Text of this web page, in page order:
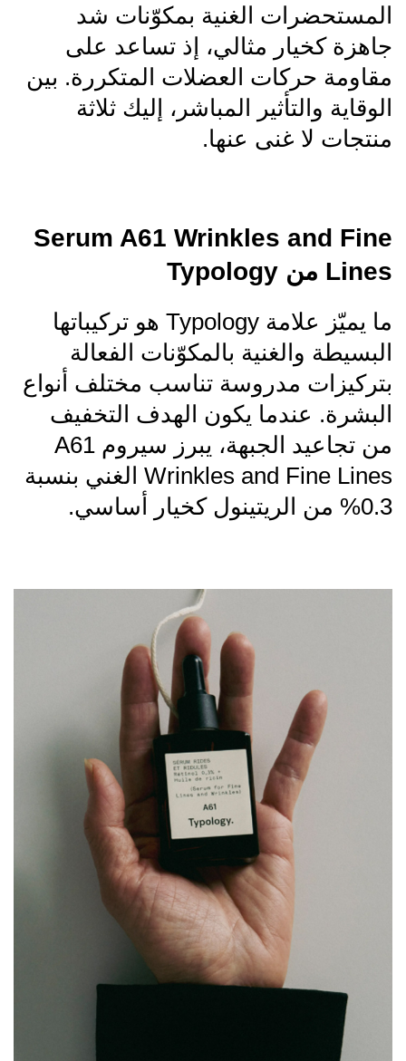
المستحضرات الغنية بمكوّنات شد
جاهزة كخيار مثالي، إذ تساعد على
مقاومة حركات العضلات المتكررة. بين
الوقاية والتأثير المباشر، إليك ثلاثة
منتجات لا غنى عنها.
Serum A61 Wrinkles and Fine
Lines من Typology
ما يميّز علامة Typology هو تركيباتها
البسيطة والغنية بالمكوّنات الفعالة
بتركيزات مدروسة تناسب مختلف أنواع
البشرة. عندما يكون الهدف التخفيف
من تجاعيد الجبهة، يبرز سيروم A61
Wrinkles and Fine Lines الغني بنسبة
0.3% من الريتينول كخيار أساسي.